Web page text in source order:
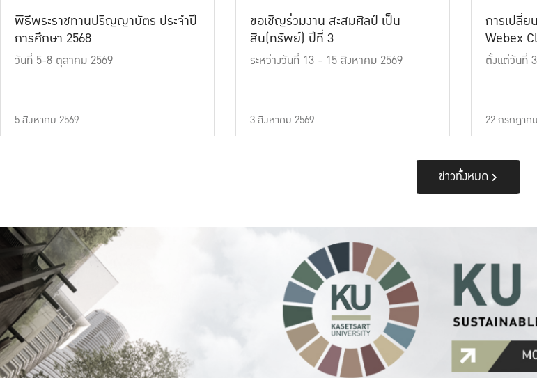
พิธีพระราชทานปริญญาบัตร ประจำปี
การศึกษา 2568
วันที่ 5-8 ตุลาคม 2569
5 สิงหาคม 2569
ขอเชิญร่วมงาน สะสมศิลป์ เป็น
สิน(ทรัพย์) ปีที่ 3
ระหว่างวันที่ 13 - 15 สิงหาคม 2569
3 สิงหาคม 2569
การเปลี่
Webex
ตั้งแต่วันที่
22 กรกฎาค
ข่าวทั้งหมด